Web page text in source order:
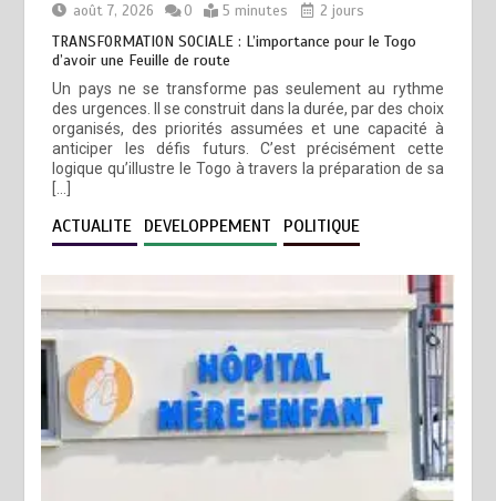
août 7, 2026
0 5 minutes 2 jours
TRANSFORMATION SOCIALE : L’importance pour le Togo
d’avoir une Feuille de route
Un pays ne se transforme pas seulement au rythme
des urgences. Il se construit dans la durée, par des choix
organisés, des priorités assumées et une capacité à
anticiper les défis futurs. C’est précisément cette
logique qu’illustre le Togo à travers la préparation de sa
[…]
ACTUALITE DEVELOPPEMENT POLITIQUE